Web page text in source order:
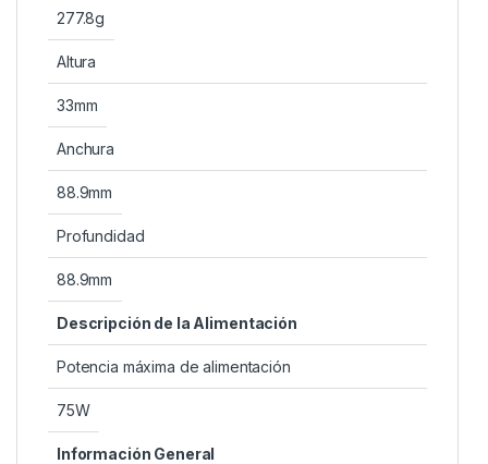
277.8g
Altura
33mm
Anchura
88.9mm
Profundidad
88.9mm
Descripción de la Alimentación
Potencia máxima de alimentación
75W
Información General